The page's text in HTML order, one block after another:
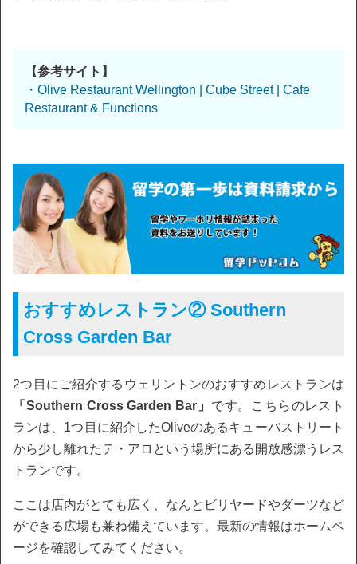
【参考サイト】
・Olive Restaurant Wellington | Cube Street | Cafe
Restaurant & Functions
おすすめレストラン② Southern
Cross Garden Bar
2つ目にご紹介するウェリントンのおすすめレストランは
「Southern Cross Garden Bar」 です。こちらのレスト
ランは、1つ目に紹介したOliveのあるキューバストリート
から少し離れたテ・アロという場所にある開放感漂うレス
トランです。
ここは店内がとても広く、なんとビリヤードやダーツなど
ができる広場も兼ね備えています。最新の情報はホームペ
ージを確認してみてください。